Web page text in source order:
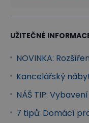
našem
objednejte
vás
UŽITEČNÉ
NOVINKA:
Kancelářský
NÁŠ TIP:
7 tipů: Domácí